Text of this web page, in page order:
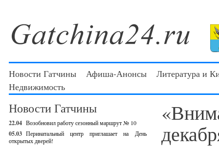
Новости Гатчины Афиша-Анонсы
Литература и
Недвижимость
Новости Гатчины
22.04 Возобновил работу сезонный маршрут № 10
05.03 Перинатальный центр приглашает на День
открытых дверей!